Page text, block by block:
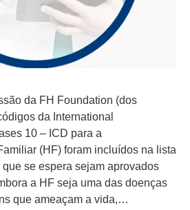
da FH Foundation (dos
da International
10 – ICD para a
(HF) foram incluídos na lista
se espera sejam aprovados
a HF seja uma das doenças
que ameaçam a vida,…